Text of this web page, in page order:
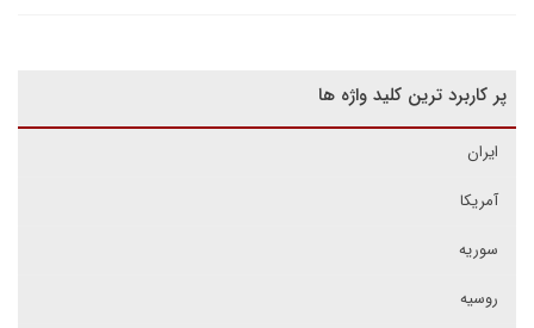
پر کاربرد ترین کلید واژه ها
ایران
آمریکا
سوریه
روسیه